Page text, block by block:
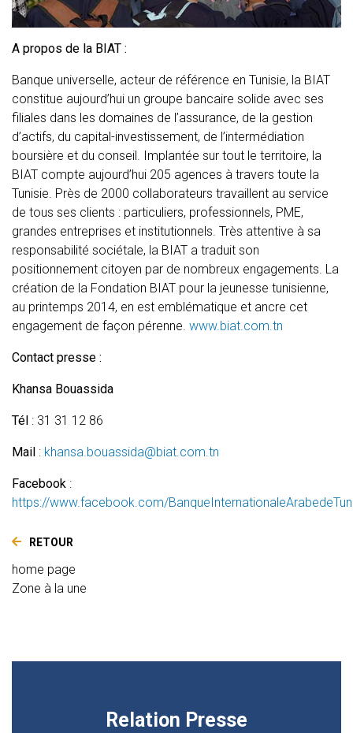
A propos de la BIAT :
Banque universelle, acteur de référence en Tunisie, la BIAT
constitue aujourd’hui un groupe bancaire solide avec ses
filiales dans les domaines de l’assurance, de la gestion
d’actifs, du capital-investissement, de l’intermédiation
boursière et du conseil. Implantée sur tout le territoire, la
BIAT compte aujourd’hui 205 agences à travers toute la
Tunisie. Près de 2000 collaborateurs travaillent au service
de tous ses clients : particuliers, professionnels, PME,
grandes entreprises et institutionnels. Très attentive à sa
responsabilité sociétale, la BIAT a traduit son
positionnement citoyen par de nombreux engagements. La
création de la Fondation BIAT pour la jeunesse tunisienne,
au printemps 2014, en est emblématique et ancre cet
engagement de façon pérenne. www.biat.com.tn
Contact presse :
Khansa Bouassida
Tél : 31 31 12 86
Mail : khansa.bouassida@biat.com.tn
Facebook :
https://www.facebook.com/
RETOUR
home page
Zone à la une
Relation Presse